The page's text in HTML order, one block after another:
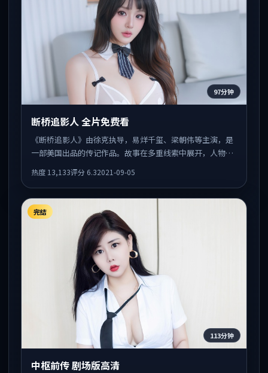
97分钟
断桥追影人 全片免费看
《断桥追影人》由徐克执导，易烊千玺、梁朝伟等主演，是
一部美国出品的传记作品。故事在多重线索中展开，人物动
观众。
热度 13,133评分 6.32021-09-05
完结
113分钟
中枢前传 剧场版高清